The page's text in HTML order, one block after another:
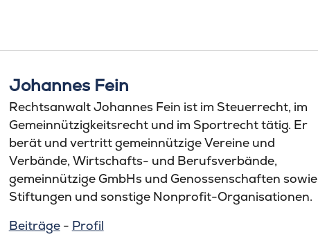
Johannes Fein
Rechtsanwalt Johannes Fein ist im Steuerrecht, im
Gemeinnützigkeitsrecht und im Sportrecht tätig. Er
berät und vertritt gemeinnützige Vereine und
Verbände, Wirtschafts- und Berufsverbände,
gemeinnützige GmbHs und Genossenschaften sowie
Stiftungen und sonstige Nonprofit-Organisationen.
Beiträge- Profil